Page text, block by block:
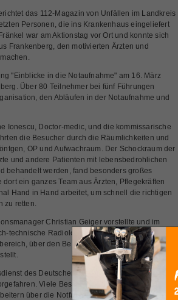
das 112-Magazin von Unfällen im Landkreis
Personen, die ins Krankenhaus eingeliefert
war am Aktionstag vor Ort und konnte sich
Frankenberg, den motivierten Ärzten und
"Einblicke in die Notaufnahme" am 16. März
Über 80 Teilnehmer bei fünf Führungen
den Abläufen in der Notaufnahme und
Ionescu, Doctor-medic, und die kommissarische
die Besucher durch die Räumlichkeiten und
OP und Aufwachraum. Der Schockraum der
und andere Patienten mit lebensbedrohlichen
behandelt werden, fand besonders großes
dort ein ganzes Team aus Ärzten, Pflegekräften
Hand in Hand arbeitet, um schnell die richtigen
zu retten.
Christian Geiger vorstellte und im
technische Radiologieassistentin Annette Hinz
über den Bereichsleiter Mario Müller
des Deutschen Roten Kreuzes einen
Viele Besucher nutzten die Möglichkeit,
über die Notfallversorgung in dem Fahrzeug